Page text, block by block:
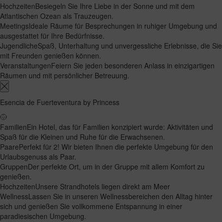
HochzeitenBesiegeln Sie Ihre Liebe in der Sonne und mit dem
Atlantischen Ozean als Trauzeugen.
MeetingsIdeale Räume für Besprechungen in ruhiger Umgebung und
ausgestattet für Ihre Bedürfnisse.
JugendlicheSpaß, Unterhaltung und unvergessliche Erlebnisse, die Sie
mit Freunden genießen können.
VeranstaltungenFeiern Sie jeden besonderen Anlass in einzigartigen
Räumen und mit persönlicher Betreuung.
Esencia de Fuerteventura by Princess
FamilienEin Hotel, das für Familien konzipiert wurde: Aktivitäten und
Spaß für die Kleinen und Ruhe für die Erwachsenen.
PaarePerfekt für 2! Wir bieten Ihnen die perfekte Umgebung für den
Urlaubsgenuss als Paar.
GruppenDer perfekte Ort, um in der Gruppe mit allem Komfort zu
genießen.
HochzeitenUnsere Strandhotels liegen direkt am Meer
WellnessLassen Sie in unseren Wellnessbereichen den Alltag hinter
sich und genießen Sie vollkommene Entspannung in einer
paradiesischen Umgebung.